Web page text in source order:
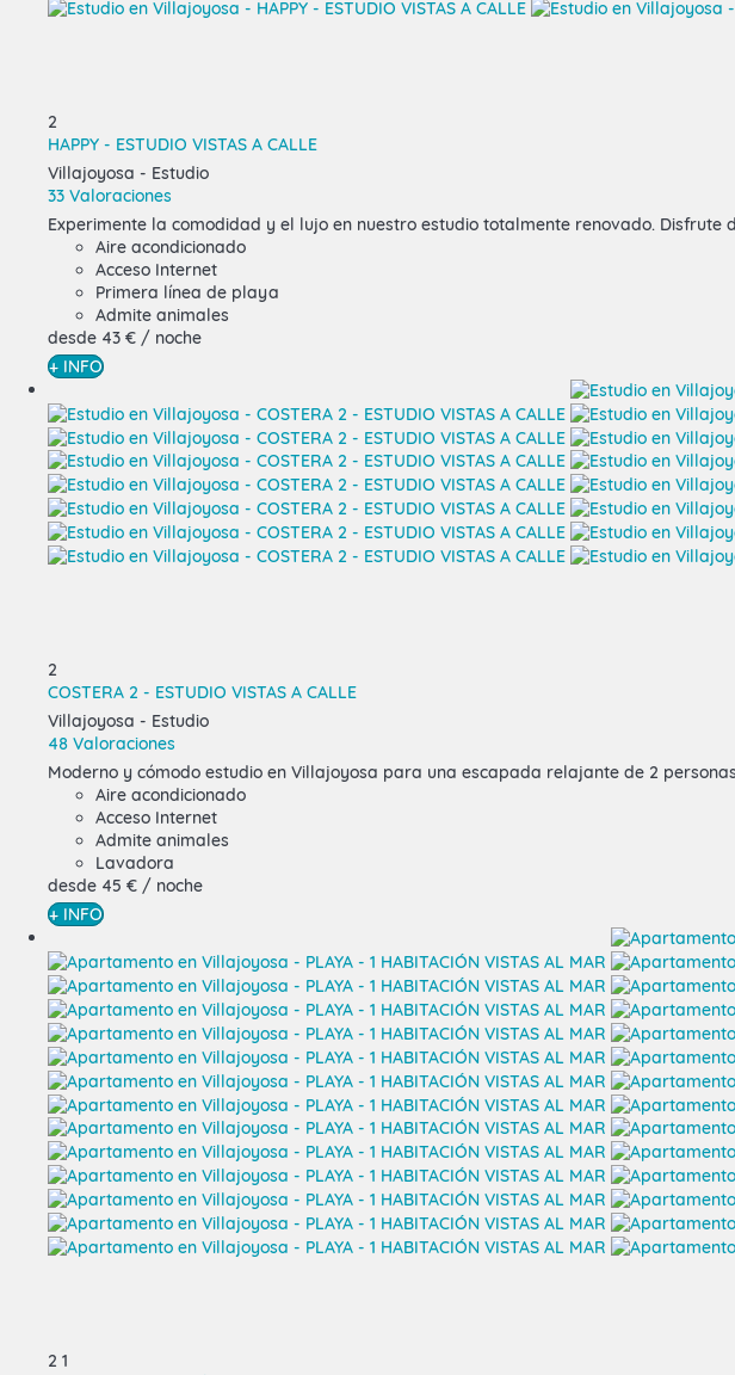
2
HAPPY - ESTUDIO VISTAS A CALLE
Villajoyosa - Estudio
33 Valoraciones
Experimente la comodidad y el lujo en nuestro estudio totalmente renovado. Disfrute
Aire acondicionado
Acceso Internet
Primera línea de playa
Admite animales
desde 43 € / noche
+ INFO
2
COSTERA 2 - ESTUDIO VISTAS A CALLE
Villajoyosa - Estudio
48 Valoraciones
Moderno y cómodo estudio en Villajoyosa para una escapada relajante de 2
Aire acondicionado
Acceso Internet
Admite animales
Lavadora
desde 45 € / noche
+ INFO
2 1